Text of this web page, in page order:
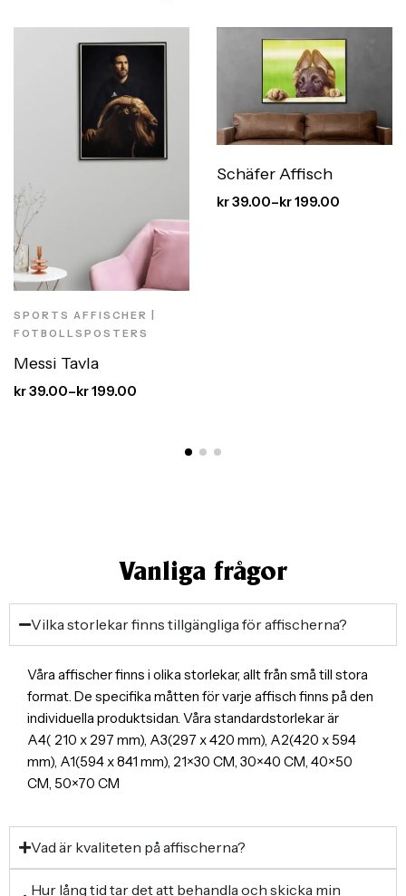
SPORTS AFFISCHER |
FOTBOLLSPOSTERS
Messi Tavla
kr39.00–kr199.00
Schäfer Affisch
kr39.00–kr199.00
Vanliga frågor
Vilka storlekar finns tillgängliga för affischerna?
Våra affischer finns i olika storlekar, allt från små till stora
format. De specifika måtten för varje affisch finns på den
individuella produktsidan. Våra standardstorlekar är
A4( 210 x 297 mm), A3(297 x 420 mm), A2(420 x 594
mm), A1(594 x 841 mm), 21×30 CM, 30×40 CM, 40×50
CM, 50×70 CM
Vad är kvaliteten på affischerna?
Hur lång tid tar det att behandla och skicka min